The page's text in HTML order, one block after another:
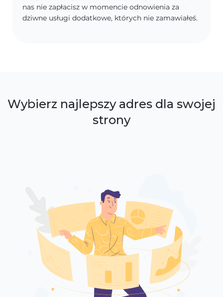
nas nie zapłacisz w momencie odnowienia za
dziwne usługi dodatkowe, których nie zamawiałeś.
Wybierz najlepszy adres dla swojej
strony